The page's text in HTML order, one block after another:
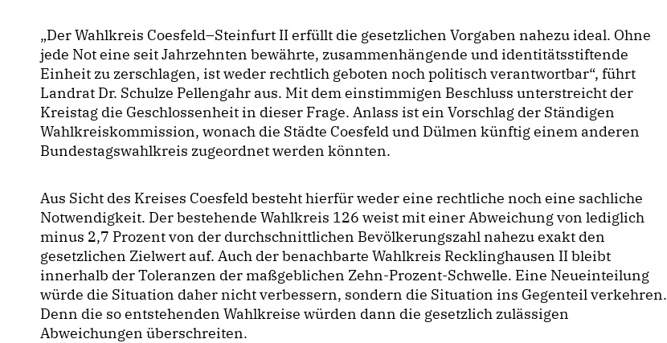
Der Wahlkreis Coesfeld–Steinfurt II erfüllt die gesetzlichen Vorgaben nahezu ideal. Ohne
jede Not eine seit Jahrzehnten bewährte, zusammenhängende und identitätsstiftende
Einheit zu zerschlagen, ist weder rechtlich geboten noch politisch verantwortbar“, führt
Landrat Dr. Schulze Pellengahr aus. Mit dem einstimmigen Beschluss unterstreicht der
Kreistag die Geschlossenheit in dieser Frage. Anlass ist ein Vorschlag der Ständigen
Wahlkreiskommission, wonach die Städte Coesfeld und Dülmen künftig einem anderen
Bundestagswahlkreis zugeordnet werden könnten.
Aus Sicht des Kreises Coesfeld besteht hierfür weder eine rechtliche noch eine sachliche
Notwendigkeit. Der bestehende Wahlkreis 126 weist mit einer Abweichung von lediglich
minus 2,7 Prozent von der durchschnittlichen Bevölkerungszahl nahezu exakt den
gesetzlichen Zielwert auf. Auch der benachbarte Wahlkreis Recklinghausen II bleibt
innerhalb der Toleranzen der maßgeblichen Zehn-Prozent-Schwelle. Eine Neueinteilung
würde die Situation daher nicht verbessern, sondern die Situation ins Gegenteil verkehren.
Denn die so entstehenden Wahlkreise würden dann die gesetzlich zulässigen
Abweichungen überschreiten.